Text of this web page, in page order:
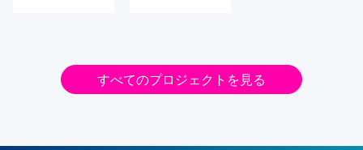
すべてのプロジェクトを見る